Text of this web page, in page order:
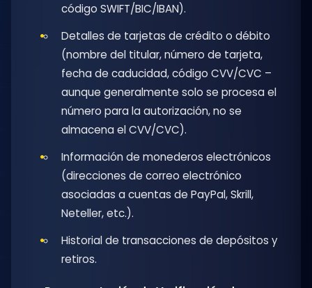
código SWIFT/BIC/IBAN).
Detalles de tarjetas de crédito o débito
(nombre del titular, número de tarjeta,
fecha de caducidad, código CVV/CVC –
aunque generalmente solo se procesa el
número para la autorización, no se
almacena el CVV/CVC).
Información de monederos electrónicos
(direcciones de correo electrónico
asociadas a cuentas de PayPal, Skrill,
Neteller, etc.).
Historial de transacciones de depósitos y
retiros.